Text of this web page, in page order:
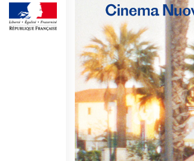
Operazioni artistiche
CINÉMA ET AUDIOVISUEL
Fuori Sala
La Francia al Cinema
Rendez-vous
Residenza XR
LIVRES
DÉBATS D'IDÉES
UNIVERSITÉ, RECHERCHE,
INNOVATION